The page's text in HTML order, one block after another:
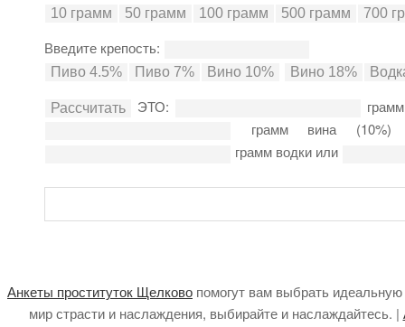
Введите крепость:
ЭТО:
грамм вина
грамм водки или
Анкеты проституток Щелково помогут вам выбрать
мир страсти и наслаждения, выбирайте и наслаждайтесь. |